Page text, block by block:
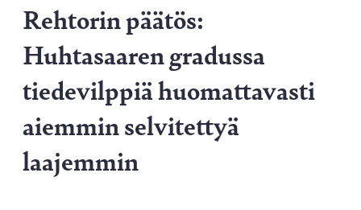
Rehtorin päätös:
Huhtasaaren gradussa
tiedevilppiä huomattavasti
aiemmin selvitettyä
laajemmin